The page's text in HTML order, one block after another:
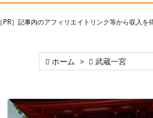
［PR］記事内のアフィリエイトリンク等から収入を
 ホーム >  武蔵一宮